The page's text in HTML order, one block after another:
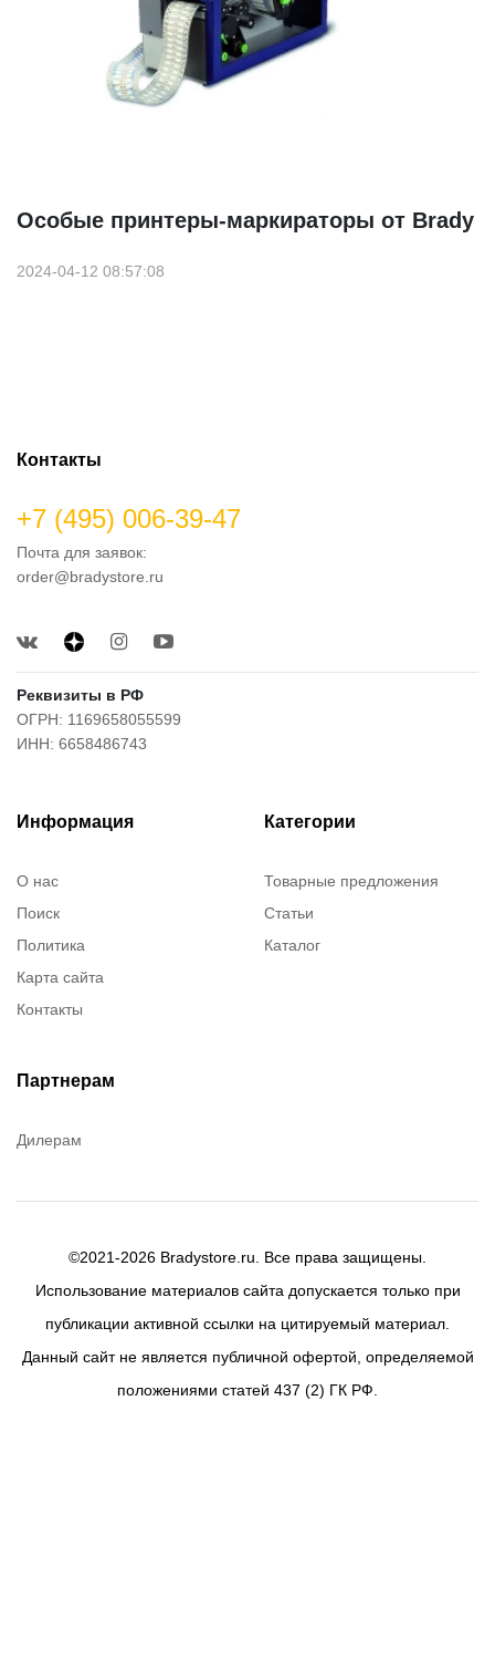
Особые принтеры-маркираторы от Brady
2024-04-12 08:57:08
Контакты
+7 (495) 006-39-47
Почта для заявок:
order@bradystore.ru
Реквизиты в РФ
ОГРН: 1169658055599
ИНН: 6658486743
Информация
О нас
Поиск
Политика
Карта сайта
Контакты
Категории
Товарные предложения
Статьи
Каталог
Партнерам
Дилерам
©2021-2026 Bradystore.ru. Все права защищены.
Использование материалов сайта допускается только при
публикации активной ссылки на цитируемый материал.
Данный сайт не является публичной офертой, определяемой
положениями статей 437 (2) ГК РФ.